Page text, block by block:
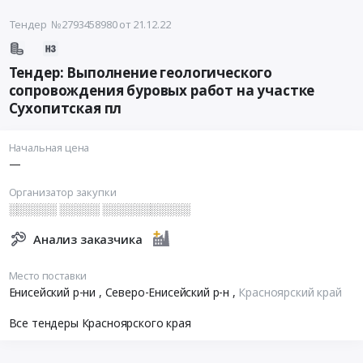
Тендер №2793458980от 21.12.22
Тендер: Выполнение геологического
сопровождения буровых работ на участке
Сухопитская пл
Начальная цена
—
Организатор закупки
░░░░░░ ░░░░░ ░░░░░░░░░░░
Анализ заказчика
Место поставки
Енисейский р-ни , Северо-Енисейский р-н , Красноярский край
Все тендеры Красноярского края